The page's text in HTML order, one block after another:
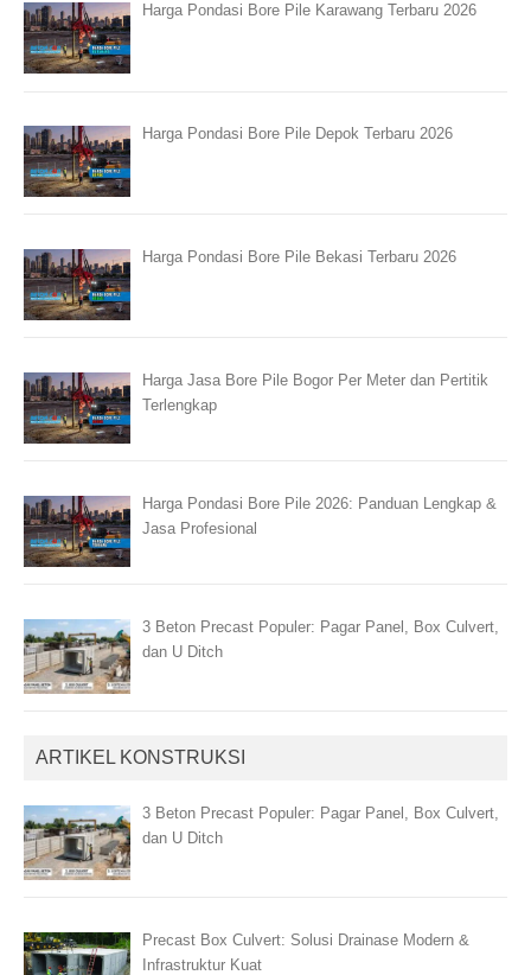
Harga Pondasi Bore Pile Karawang Terbaru 2026
Harga Pondasi Bore Pile Depok Terbaru 2026
Harga Pondasi Bore Pile Bekasi Terbaru 2026
Harga Jasa Bore Pile Bogor Per Meter dan Pertitik
Terlengkap
Harga Pondasi Bore Pile 2026: Panduan Lengkap &
Jasa Profesional
3 Beton Precast Populer: Pagar Panel, Box Culvert,
dan U Ditch
ARTIKEL KONSTRUKSI
3 Beton Precast Populer: Pagar Panel, Box Culvert,
dan U Ditch
Precast Box Culvert: Solusi Drainase Modern &
Infrastruktur Kuat